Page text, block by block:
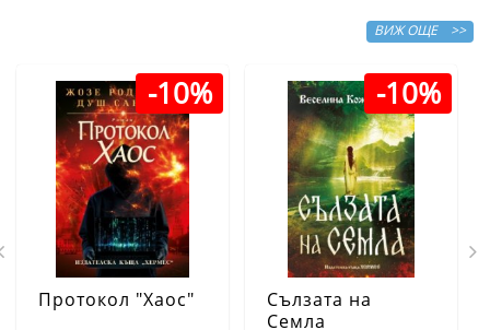
ВИЖ ОЩЕ >>
-10%
Протокол "Хаос"
-10%
Сълзата на
Семла